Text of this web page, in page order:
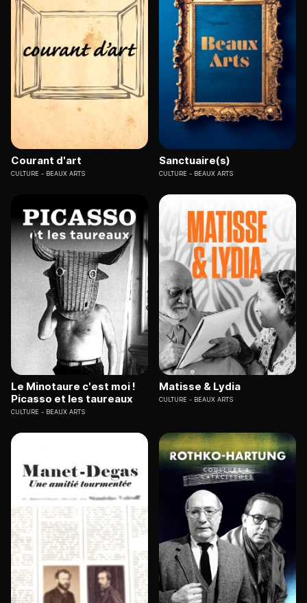
Courant d'art
CULTURE BEAUX ARTS
Sanctuaire(s)
CULTURE BEAUX ARTS
Le Minotaure c'est moi !
Picasso et les taureaux
CULTURE BEAUX ARTS
Matisse & Lydia
CULTURE BEAUX ARTS